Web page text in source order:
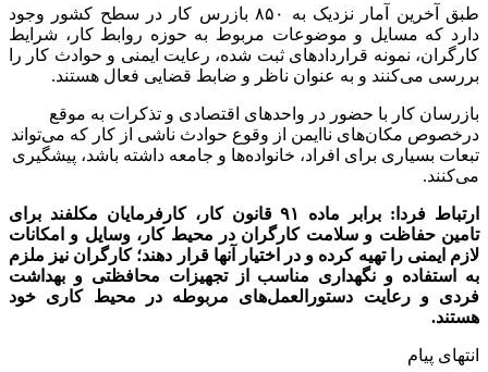
1 هفته پیش
کشف ۱۵۲ دستگاه ماینر غیرمجاز در لرستان
2 هفته پیش
شفاف‌سازی ۲۸ میلیارد یورو تعهدات ارزی
اکیپ صیادان غیرمجاز ماهی در سنقروکلیایی
دستگیر شدند
2 هفته پیش
ماجرای پیشگویی صریح پیامبر(ع) درباره شهادت